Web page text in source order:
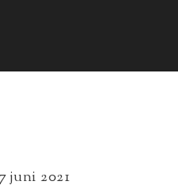
7 juni 2021